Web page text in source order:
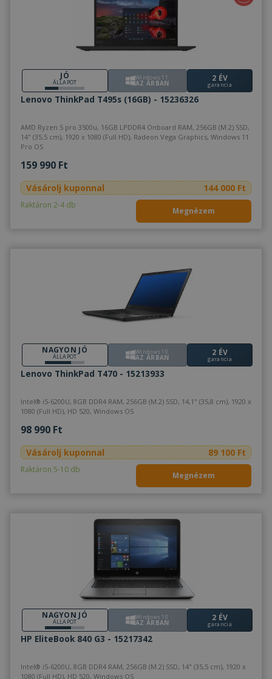
JÓ
ÁLLAPOT
Windows 11
AZ ÁRBAN 2 ÉV
garancia
Lenovo ThinkPad T495s (16GB) - 15236326
AMD Ryzen 5 pro 3500u, 16GB LPDDR4 Onboard RAM, 256GB (M.2) SSD,
14" (35,5 cm), 1920 x 1080 (Full HD), Radeon Vega Graphics, Windows 11
Pro OS
159 990 Ft
Vásárolj kuponnal 144 000 Ft
Raktáron 2-4 db
Megnézem
NAGYON JÓ
ÁLLAPOT
Windows 10
AZ ÁRBAN 2 ÉV
garancia
Lenovo ThinkPad T470 - 15213933
Intel® i5-6200U, 8GB DDR4 RAM, 256GB (M.2) SSD, 14,1" (35,8 cm), 1920 x
1080 (Full HD), HD 520, Windows OS
98 990 Ft
Vásárolj kuponnal 89 100 Ft
Raktáron 5-10 db
Megnézem
NAGYON JÓ
ÁLLAPOT
Windows 10
AZ ÁRBAN 2 ÉV
garancia
HP EliteBook 840 G3 - 15217342
Intel® i5-6200U, 8GB DDR4 RAM, 256GB (M.2) SSD, 14" (35,5 cm), 1920 x
1080 (Full HD), HD 520, Windows OS